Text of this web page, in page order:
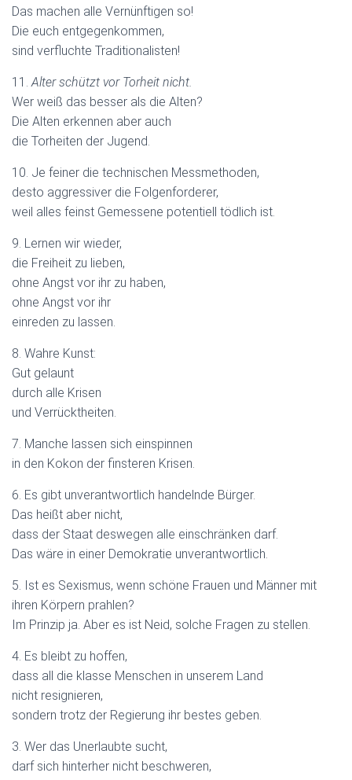
Das machen alle Vernünftigen so!
Die euch entgegenkommen,
sind verfluchte Traditionalisten!
11.Alter schützt vor Torheit nicht.
Wer weiß das besser als die Alten?
Die Alten erkennen aber auch
die Torheiten der Jugend.
10. Je feiner die technischen Messmethoden,
desto aggressiver die Folgenforderer,
weil alles feinst Gemessene potentiell tödlich ist.
9. Lernen wir wieder,
die Freiheit zu lieben,
ohne Angst vor ihr zu haben,
ohne Angst vor ihr
einreden zu lassen.
8. Wahre Kunst:
Gut gelaunt
durch alle Krisen
und Verrücktheiten.
7. Manche lassen sich einspinnen
in den Kokon der finsteren Krisen.
6. Es gibt unverantwortlich handelnde Bürger.
Das heißt aber nicht,
dass der Staat deswegen alle einschränken darf.
Das wäre in einer Demokratie unverantwortlich.
5. Ist es Sexismus, wenn schöne Frauen und Männer mit
ihren Körpern prahlen?
Im Prinzip ja. Aber es ist Neid, solche Fragen zu stellen.
4. Es bleibt zu hoffen,
dass all die klasse Menschen in unserem Land
nicht resignieren,
sondern trotz der Regierung ihr bestes geben.
3. Wer das Unerlaubte sucht,
darf sich hinterher nicht beschweren,